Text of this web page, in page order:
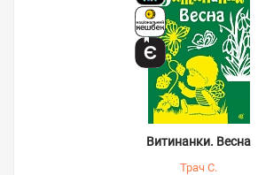
Витинанки. Весна
Трач С.